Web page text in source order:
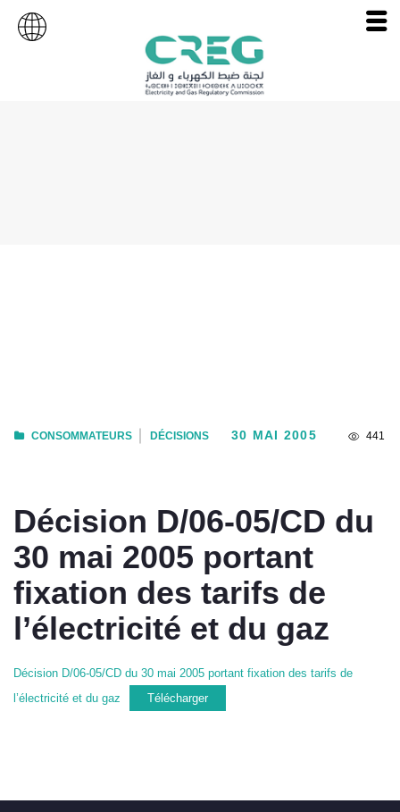
CONSOMMATEURS DÉCISIONS 30 MAI 2005 441
Décision D/06-05/CD du
30 mai 2005 portant
fixation des tarifs de
l’électricité et du gaz
Décision D/06-05/CD du 30 mai 2005 portant fixation des tarifs de
l’électricité et du gaz
Télécharger